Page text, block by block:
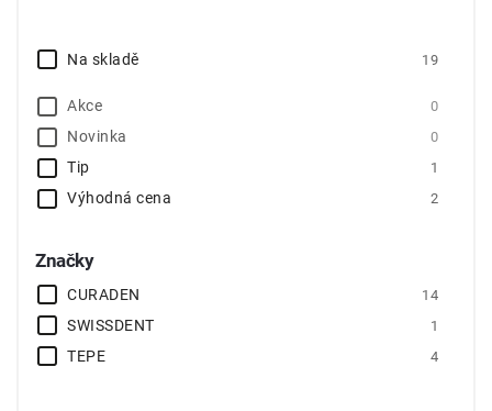
Na skladě 19
Akce 0
Novinka 0
Tip 1
Výhodná cena 2
Značky
CURADEN 14
SWISSDENT 1
TEPE 4